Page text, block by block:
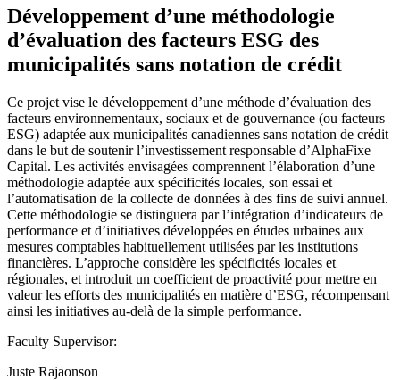
Développement d’une méthodologie
d’évaluation des facteurs ESG des
municipalités sans notation de crédit
Ce projet vise le développement d’une méthode d’évaluation des
facteurs environnementaux, sociaux et de gouvernance (ou facteurs
ESG) adaptée aux municipalités canadiennes sans notation de crédit
dans le but de soutenir l’investissement responsable d’AlphaFixe
Capital. Les activités envisagées comprennent l’élaboration d’une
méthodologie adaptée aux spécificités locales, son essai et
l’automatisation de la collecte de données à des fins de suivi annuel.
Cette méthodologie se distinguera par l’intégration d’indicateurs de
performance et d’initiatives développées en études urbaines aux
mesures comptables habituellement utilisées par les institutions
financières. L’approche considère les spécificités locales et
régionales, et introduit un coefficient de proactivité pour mettre en
valeur les efforts des municipalités en matière d’ESG, récompensant
ainsi les initiatives au-delà de la simple performance.
Faculty Supervisor:
Juste Rajaonson